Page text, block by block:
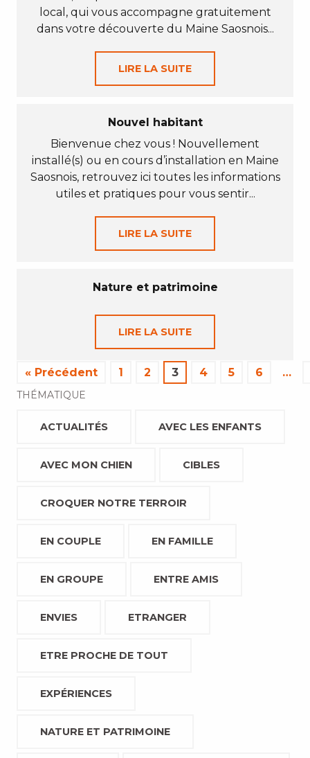
local, qui vous accompagne gratuitement
dans votre découverte du Maine Saosnois...
LIRE LA SUITE
Nouvel habitant
Bienvenue chez vous ! Nouvellement
installé(s) ou en cours d’installation en Maine
Saosnois, retrouvez ici toutes les informations
utiles et pratiques pour vous sentir...
LIRE LA SUITE
Nature et patrimoine
LIRE LA SUITE
« Précédent 1 2 3 4 5 6 …
THÉMATIQUE
ACTUALITÉS AVEC LES ENFANTS
AVEC MON CHIEN CIBLES
CROQUER NOTRE TERROIR
EN COUPLE EN FAMILLE
EN GROUPE ENTRE AMIS
ENVIES ETRANGER
ETRE PROCHE DE TOUT
EXPÉRIENCES
NATURE ET PATRIMOINE